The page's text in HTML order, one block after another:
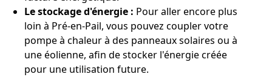
Le stockage d'énergie : Pour aller encore plus
loin à Pré-en-Pail, vous pouvez coupler votre
pompe à chaleur à des panneaux solaires ou à
une éolienne, afin de stocker l'énergie créée
pour une utilisation future.